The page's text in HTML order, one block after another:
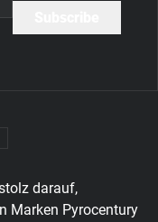
darauf,
Marken Pyrocentury